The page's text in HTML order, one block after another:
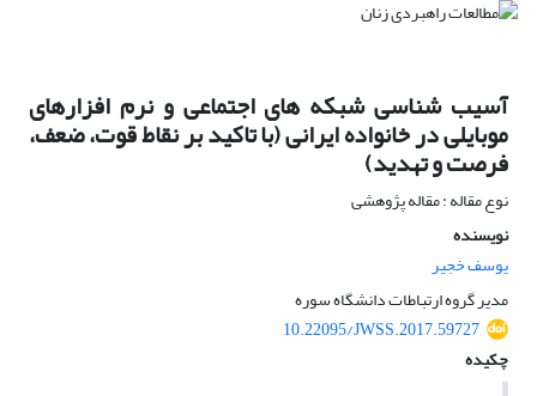
آسیب شناسی شبکه های اجتماعی و نرم افزارهای
موبایلی در خانواده ایرانی (با تاکید بر نقاط قوت، ضعف،
فرصت و تهدید)
نوع مقاله : مقاله پژوهشی
نویسنده
یوسف خجیر
مدیر گروه ارتباطات دانشگاه سوره
10.22095/JWSS.2017.59727
چکیده